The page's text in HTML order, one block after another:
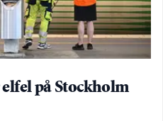
på Stockholm